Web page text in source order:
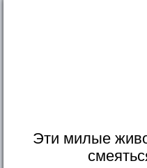
Эти милые